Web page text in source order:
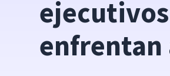
enfrentan